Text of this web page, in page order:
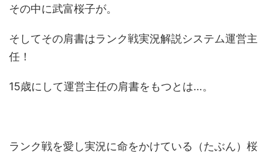
その中に武富桜子が。
そしてその肩書はランク戦実況解説システム運営主
任！
15歳にして運営主任の肩書をもつとは…。
ランク戦を愛し実況に命をかけている（たぶん）桜